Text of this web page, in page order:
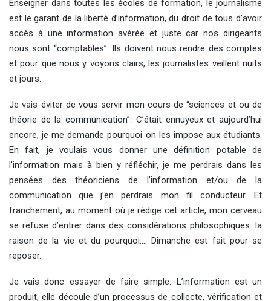
Enseigner dans toutes les écoles de formation, le journalisme
est le garant de la liberté d’information, du droit de tous d’avoir
accès à une information avérée et juste car nos dirigeants
nous sont “comptables”. Ils doivent nous rendre des comptes
et pour que nous y voyons clairs, les journalistes veillent nuits
et jours.
Je vais éviter de vous servir mon cours de “sciences et ou de
théorie de la communication”. C’était ennuyeux et aujourd’hui
encore, je me demande pourquoi on les impose aux étudiants.
En fait, je voulais vous donner une définition potable de
l’information mais à bien y réfléchir, je me perdrais dans les
pensées des théoriciens de l’information et/ou de la
communication que j’en perdrais mon fil conducteur. Et
franchement, au moment où je rédige cet article, mon cerveau
se refuse d’entrer dans des considérations philosophiques: la
raison de la vie et du pourquoi…. Dimanche est fait pour se
reposer.
Je vais donc essayer de faire simple: L’information est un
produit, elle découle d’un processus de collecte, vérification et